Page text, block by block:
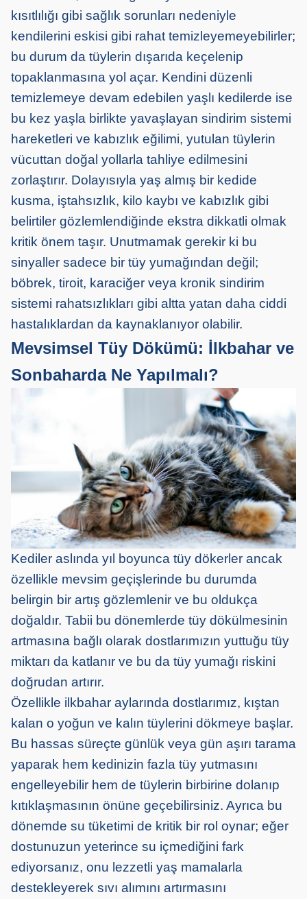
kısıtlılığı gibi sağlık sorunları nedeniyle
kendilerini eskisi gibi rahat temizleyemeyebilirler;
bu durum da tüylerin dışarıda keçelenip
topaklanmasına yol açar. Kendini düzenli
temizlemeye devam edebilen yaşlı kedilerde ise
bu kez yaşla birlikte yavaşlayan sindirim sistemi
hareketleri ve kabızlık eğilimi, yutulan tüylerin
vücuttan doğal yollarla tahliye edilmesini
zorlaştırır. Dolayısıyla yaş almış bir kedide
kusma, iştahsızlık, kilo kaybı ve kabızlık gibi
belirtiler gözlemlendiğinde ekstra dikkatli olmak
kritik önem taşır. Unutmamak gerekir ki bu
sinyaller sadece bir tüy yumağından değil;
böbrek, tiroit, karaciğer veya kronik sindirim
sistemi rahatsızlıkları gibi altta yatan daha ciddi
hastalıklardan da kaynaklanıyor olabilir.
Mevsimsel Tüy Dökümü: İlkbahar ve
Sonbaharda Ne Yapılmalı?
Kediler aslında yıl boyunca tüy dökerler ancak
özellikle mevsim geçişlerinde bu durumda
belirgin bir artış gözlemlenir ve bu oldukça
doğaldır. Tabii bu dönemlerde tüy dökülmesinin
artmasına bağlı olarak dostlarımızın yuttuğu tüy
miktarı da katlanır ve bu da tüy yumağı riskini
doğrudan artırır.
Özellikle ilkbahar aylarında dostlarımız, kıştan
kalan o yoğun ve kalın tüylerini dökmeye başlar.
Bu hassas süreçte günlük veya gün aşırı tarama
yaparak hem kedinizin fazla tüy yutmasını
engelleyebilir hem de tüylerin birbirine dolanıp
kıtıklaşmasının önüne geçebilirsiniz. Ayrıca bu
dönemde su tüketimi de kritik bir rol oynar; eğer
dostunuzun yeterince su içmediğini fark
ediyorsanız, onu lezzetli yaş mamalarla
destekleyerek sıvı alımını artırmasını